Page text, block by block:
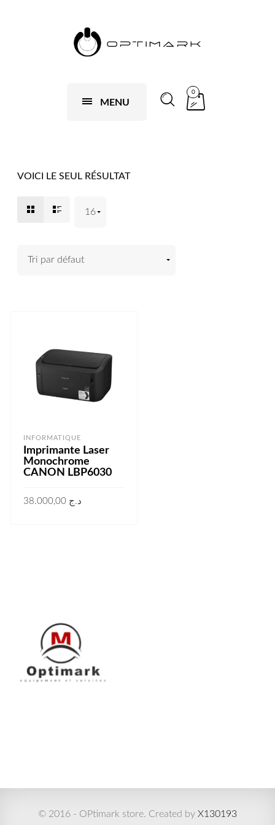
MENU
0
VOICI LE SEUL RÉSULTAT
INFORMATIQUE
Imprimante Laser
Monochrome
CANON LBP6030
د.ج 38.000,00
© 2016 - OPtimark store. Created by X130193